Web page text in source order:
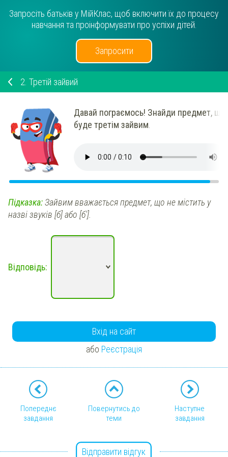
Запросіть батьків у МійКлас, щоб включити їх до процесу
навчання та проінформувати про успіхи дітей.
Запросити
2. Третій зайвий
Давай пограємось! Знайди предмет, що
буде третім зайвим.
Підказка:Зайвим вважається предмет, що не містить у
назві звуків [б] або [б'].
Відповідь:
Вхід на сайт
або Реєстрація
Попереднє
завдання
Повернутись до
теми
Наступне
завдання
Відправити відгук